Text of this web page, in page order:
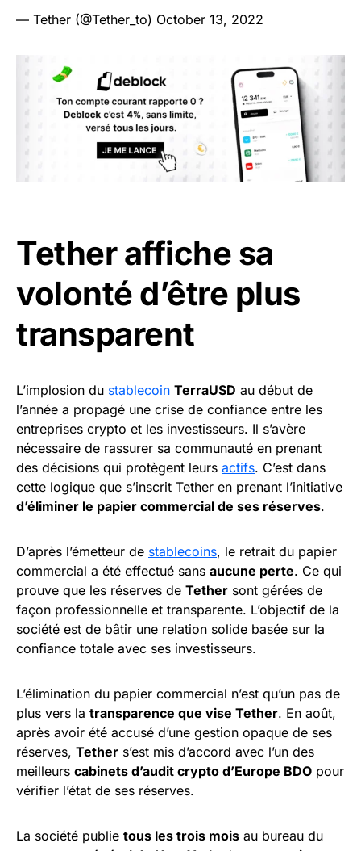
— Tether (@Tether_to) October 13, 2022
Tether affiche sa
volonté d’être plus
transparent
L’implosion du stablecoin TerraUSD au début de
l’année a propagé une crise de confiance entre les
entreprises crypto et les investisseurs. Il s’avère
nécessaire de rassurer sa communauté en prenant
des décisions qui protègent leurs actifs. C’est dans
cette logique que s’inscrit Tether en prenant l’initiative
d’éliminer le papier commercial de ses réserves.
D’après l’émetteur de stablecoins, le retrait du papier
commercial a été effectué sans aucune perte. Ce qui
prouve que les réserves de Tether sont gérées de
façon professionnelle et transparente. L’objectif de la
société est de bâtir une relation solide basée sur la
confiance totale avec ses investisseurs.
L’élimination du papier commercial n’est qu’un pas de
plus vers la transparence que vise Tether. En août,
après avoir été accusé d’une gestion opaque de ses
réserves, Tether s’est mis d’accord avec l’un des
meilleurs cabinets d’audit crypto d’Europe BDO pour
vérifier l’état de ses réserves.
La société publie tous les trois mois au bureau du